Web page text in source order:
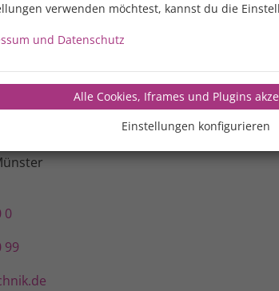
0
99
verwenden möchtest, kannst du die
und Datenschutz
Alle Cookies, Iframes und Plugins
Einstellungen konfigurieren